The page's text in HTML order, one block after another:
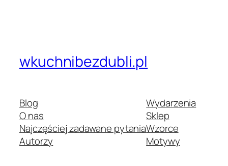
wkuchnibezdubli.pl
Blog
O nas
Najczęściej zadawane pytania
Autorzy
Wydarzenia
Sklep
Wzorce
Motywy